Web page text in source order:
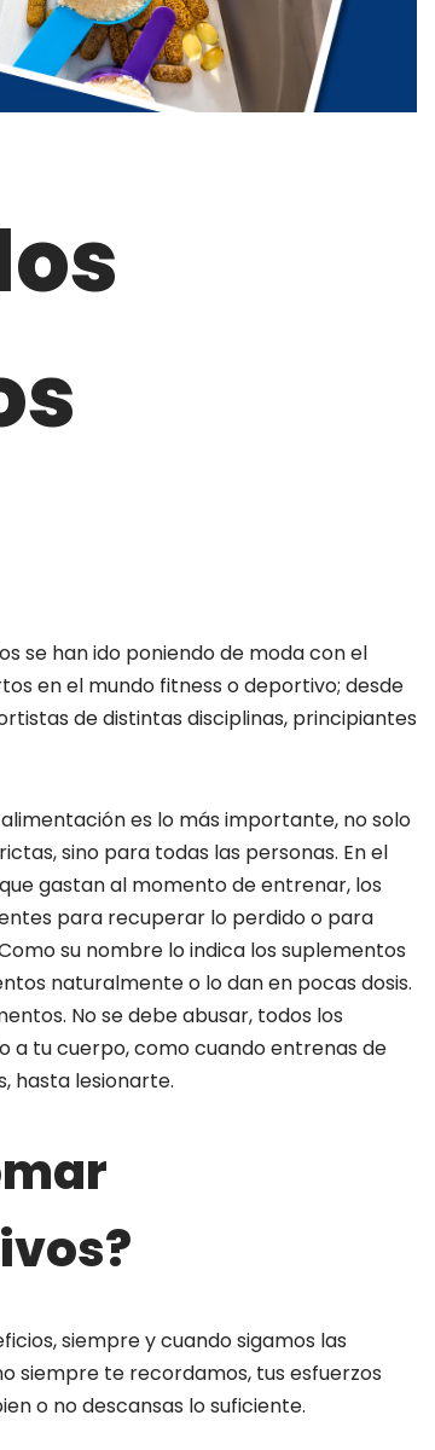
se han ido poniendo de moda con el
en el mundo fitness o deportivo; desde
de distintas disciplinas, principiantes
es lo más importante, no solo
sino para todas las personas. En el
gastan al momento de entrenar, los
para recuperar lo perdido o para
su nombre lo indica los suplementos
naturalmente o lo dan en pocas dosis.
No se debe abusar, todos los
a tu cuerpo, como cuando entrenas de
hasta lesionarte.
siempre y cuando sigamos las
siempre te recordamos, tus esfuerzos
o no descansas lo suficiente.